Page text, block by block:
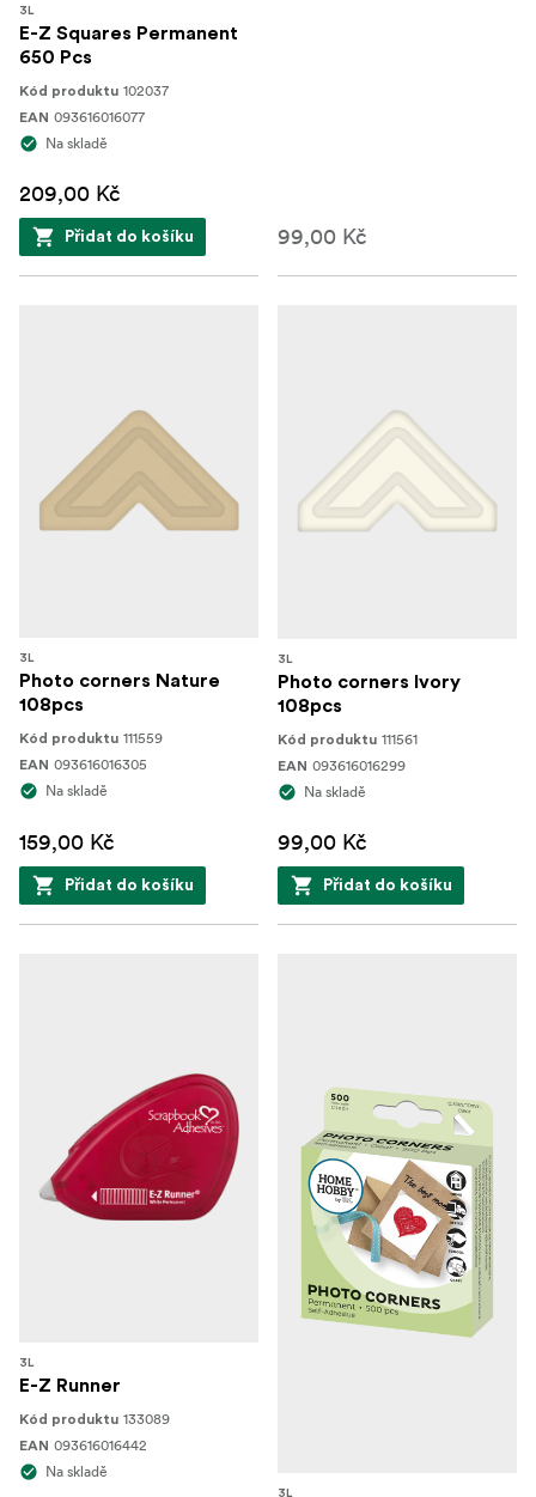
3L
E-Z Squares Permanent
650 Pcs
Kód produktu 102037
EAN 093616016077
Na skladě
209,00 Kč
Přidat do košíku 99,00 Kč
3L
Photo corners Nature
108pcs
Kód produktu 111559
EAN 093616016305
Na skladě
159,00 Kč
Přidat do košíku
3L
Photo corners Ivory
108pcs
Kód produktu 111561
EAN 093616016299
Na skladě
99,00 Kč
Přidat do košíku
3L
E-Z Runner
Kód produktu 133089
EAN 093616016442
Na skladě
3L